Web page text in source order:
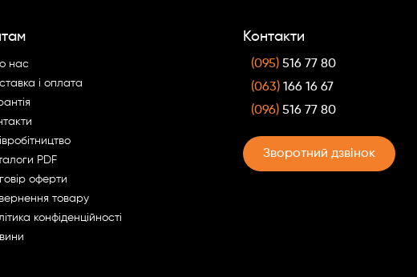
нас
і оплата
PDF
оферти
товару
конфіденційності
Контакти
(095) 516 77 80
(063) 166 16 67
(096) 516 77 80
Зворотний дзвінок